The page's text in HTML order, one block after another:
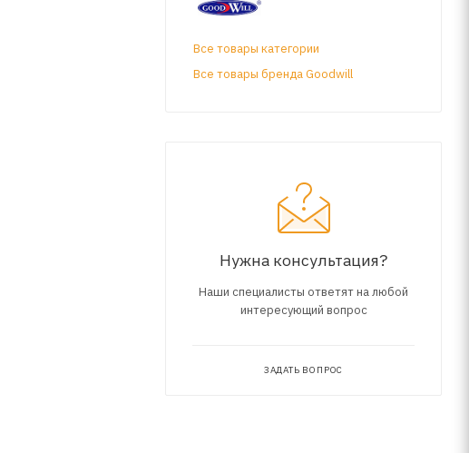
Все товары категории
Все товары бренда Goodwill
Нужна консультация?
Наши специалисты ответят на любой
интересующий вопрос
ЗАДАТЬ ВОПРОС